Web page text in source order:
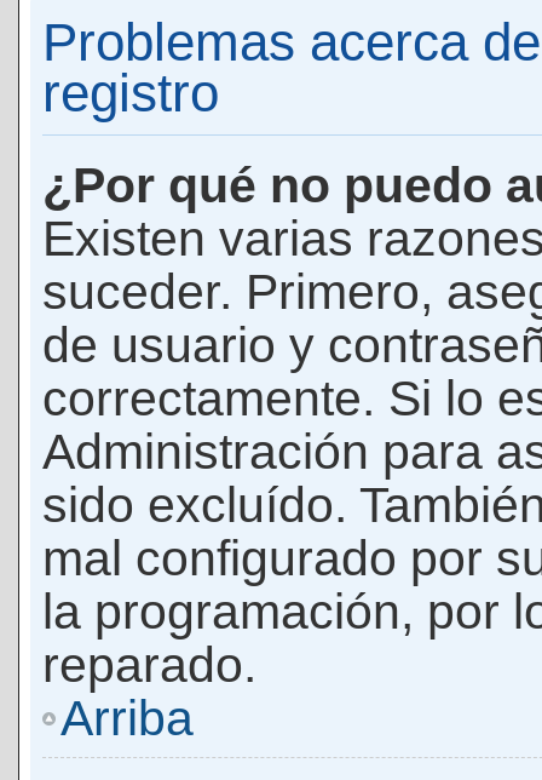
Problemas acerca
registro
¿Por qué no puedo
Existen varias
suceder. Primero,
de usuario y
correctamente. Si lo
Administración para
sido excluído.
mal configurado por
la programación, por
reparado.
Arriba